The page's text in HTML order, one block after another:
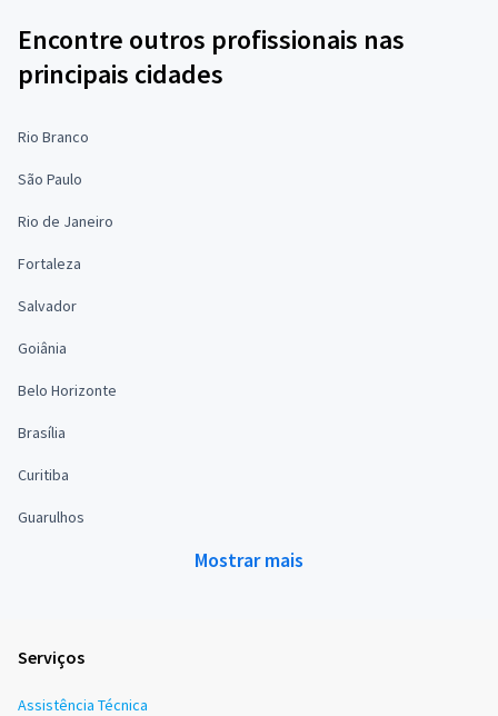
Encontre outros profissionais nas
principais cidades
Rio Branco
São Paulo
Rio de Janeiro
Fortaleza
Salvador
Goiânia
Belo Horizonte
Brasília
Curitiba
Guarulhos
Mostrar mais
Serviços
Assistência Técnica